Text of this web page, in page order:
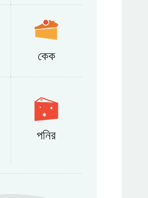
কেক
পনির